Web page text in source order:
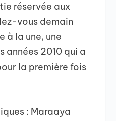
réservée aux
vous demain
à la une, une
années 2010 qui a
la première fois
: Maraaya